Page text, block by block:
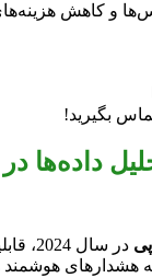
و کاهش
داده‌ها
هشدارهای